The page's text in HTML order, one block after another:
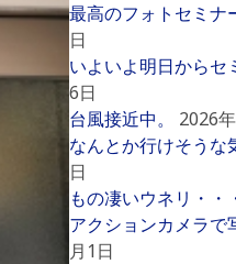
最高のフォトセミナ
日
いよいよ明日からセ
6日
台風接近中。
2026
なんとか行けそうな
日
もの凄いウネリ・・
アクションカメラで
月1日